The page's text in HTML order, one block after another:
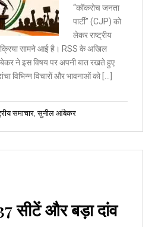
“कॉकरोच जनता
पार्टी” (CJP) को
लेकर राष्ट्रीय
सामने आई है। RSS के अखिल
ने इस विषय पर अपनी बात रखते हुए
विभिन्न विचारों और भावनाओं को […]
समाचार ,सुनील आंबेकर
सीटें और बड़ा दांव